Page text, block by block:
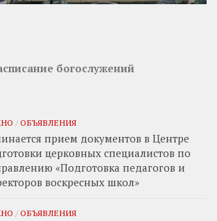
богослужений
/ ОБЪЯВЛЕНИЯ
прием документов в Центре
церковных специалистов по
«Подготовка педагогов и
воскресных школ»
/ ОБЪЯВЛЕНИЯ